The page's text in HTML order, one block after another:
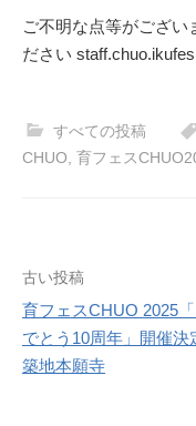
ご不明な点等がござい
ださい
すべての投稿
CHUO, 育フェス
投
稿
ナ
古い投稿
育フェスCHUO 2025
でとう10周年」開催決
築地本願寺